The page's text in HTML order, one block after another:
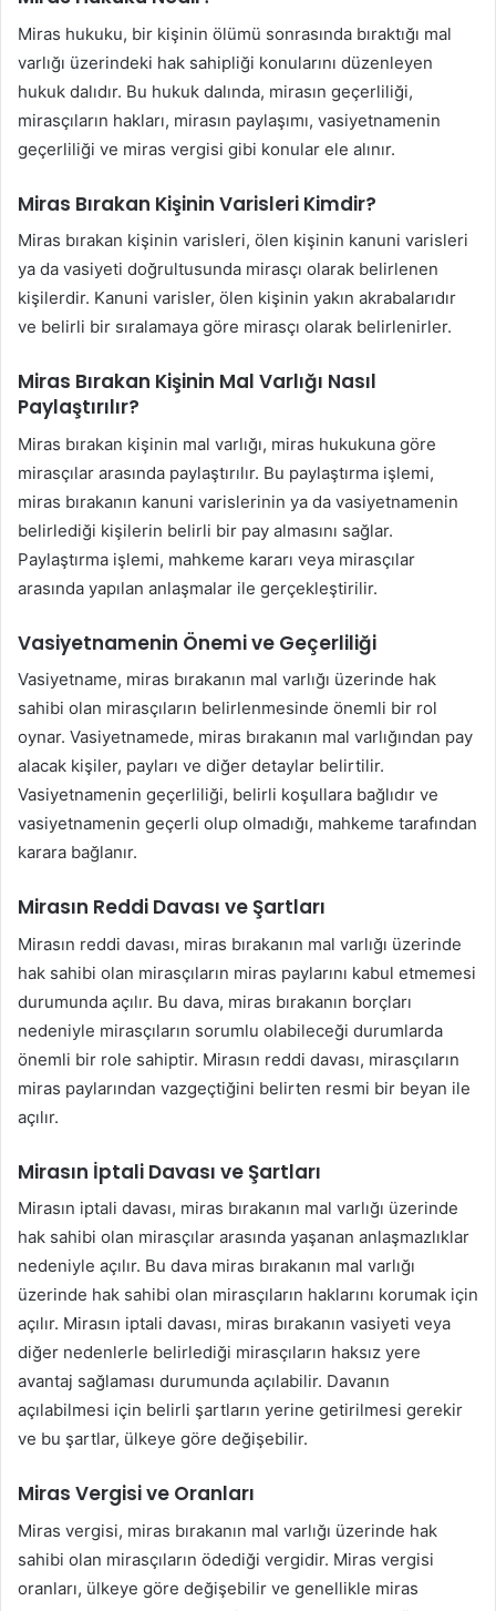
Miras hukuku, bir kişinin ölümü sonrasında bıraktığı mal
varlığı üzerindeki hak sahipliği konularını düzenleyen
hukuk dalıdır. Bu hukuk dalında, mirasın geçerliliği,
mirasçıların hakları, mirasın paylaşımı, vasiyetnamenin
geçerliliği ve miras vergisi gibi konular ele alınır.
Miras Bırakan Kişinin Varisleri Kimdir?
Miras bırakan kişinin varisleri, ölen kişinin kanuni varisleri
ya da vasiyeti doğrultusunda mirasçı olarak belirlenen
kişilerdir. Kanuni varisler, ölen kişinin yakın akrabalarıdır
ve belirli bir sıralamaya göre mirasçı olarak belirlenirler.
Miras Bırakan Kişinin Mal Varlığı Nasıl
Paylaştırılır?
Miras bırakan kişinin mal varlığı, miras hukukuna göre
mirasçılar arasında paylaştırılır. Bu paylaştırma işlemi,
miras bırakanın kanuni varislerinin ya da vasiyetnamenin
belirlediği kişilerin belirli bir pay almasını sağlar.
Paylaştırma işlemi, mahkeme kararı veya mirasçılar
arasında yapılan anlaşmalar ile gerçekleştirilir.
Vasiyetnamenin Önemi ve Geçerliliği
Vasiyetname, miras bırakanın mal varlığı üzerinde hak
sahibi olan mirasçıların belirlenmesinde önemli bir rol
oynar. Vasiyetnamede, miras bırakanın mal varlığından pay
alacak kişiler, payları ve diğer detaylar belirtilir.
Vasiyetnamenin geçerliliği, belirli koşullara bağlıdır ve
vasiyetnamenin geçerli olup olmadığı, mahkeme tarafından
karara bağlanır.
Mirasın Reddi Davası ve Şartları
Mirasın reddi davası, miras bırakanın mal varlığı üzerinde
hak sahibi olan mirasçıların miras paylarını kabul etmemesi
durumunda açılır. Bu dava, miras bırakanın borçları
nedeniyle mirasçıların sorumlu olabileceği durumlarda
önemli bir role sahiptir. Mirasın reddi davası, mirasçıların
miras paylarından vazgeçtiğini belirten resmi bir beyan ile
açılır.
Mirasın İptali Davası ve Şartları
Mirasın iptali davası, miras bırakanın mal varlığı üzerinde
hak sahibi olan mirasçılar arasında yaşanan anlaşmazlıklar
nedeniyle açılır. Bu dava miras bırakanın mal varlığı
üzerinde hak sahibi olan mirasçıların haklarını korumak için
açılır. Mirasın iptali davası, miras bırakanın vasiyeti veya
diğer nedenlerle belirlediği mirasçıların haksız yere
avantaj sağlaması durumunda açılabilir. Davanın
açılabilmesi için belirli şartların yerine getirilmesi gerekir
ve bu şartlar, ülkeye göre değişebilir.
Miras Vergisi ve Oranları
Miras vergisi, miras bırakanın mal varlığı üzerinde hak
sahibi olan mirasçıların ödediği vergidir. Miras vergisi
oranları, ülkeye göre değişebilir ve genellikle miras